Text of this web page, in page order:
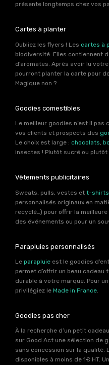
présente longtemps chez vos
Cartes à planter
Oubliez les flyers ! Les cartes à
biodiversité. Elles contiennent
d’aromates. Après avoir lu
pourront planter la carte pour
Magique non ?
Goodies comestibles
Le meilleur goodies n’est il pas
vos clients et prospects des
Le choix est large : chocolats,
insectes ! Plutôt sucré ou plutôt
Vêtements publicitaires
Sweats, pulls, vestes et t-shirts
personnalisés originaux en
recyclé…) pour offrir la
des événements ou pour un
Parapluies personnalisés
Le parapluie est le goodies
permet d’offrir un beau
durable à votre marque. Pour
privilégiez le Made in France.
Goodies pas cher
À la recherche d’un petit
sur Good Act une sélection de
sans concession sur la qualité.
disponibles à moins de 1€ HT.